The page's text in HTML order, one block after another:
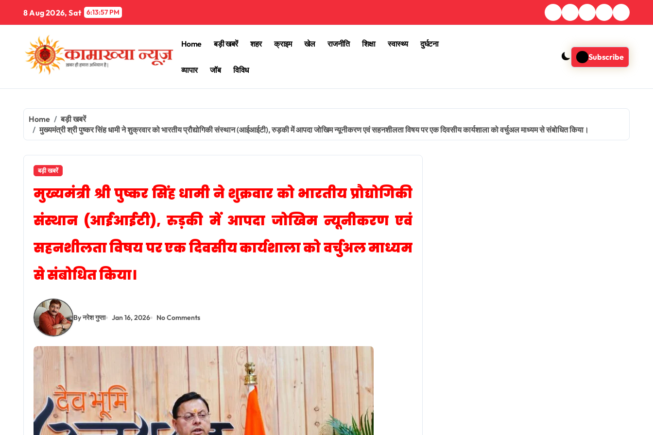
content
8 Aug 2026, Sat 6:13:59 PM
Home बड़ी खबरें शहर क्राइम खेल राजनीति शिक्षा स्वास्थ्य दुर्घटना
व्यापार जॉब विविध
Subscribe
Home
बड़ी खबरें
मुख्यमंत्री श्री पुष्कर सिंह धामी ने शुक्रवार को भारतीय प्रौद्योगिकी संस्थान (आईआईटी), रुड़की में आपदा जोखिम न्यूनीकरण एवं सहनशीलता विषय पर एक दिवसीय कार्यशाला को वर्चुअल माध्यम से संबोधित किया।
बड़ी खबरें
मुख्यमंत्री श्री पुष्कर सिंह धामी ने शुक्रवार को भारतीय प्रौद्योगिकी
संस्थान (आईआईटी), रुड़की में आपदा जोखिम न्यूनीकरण एवं
सहनशीलता विषय पर एक दिवसीय कार्यशाला को वर्चुअल माध्यम
से संबोधित किया।
By नरेश गुप्ता Jan 16, 2026 No Comments